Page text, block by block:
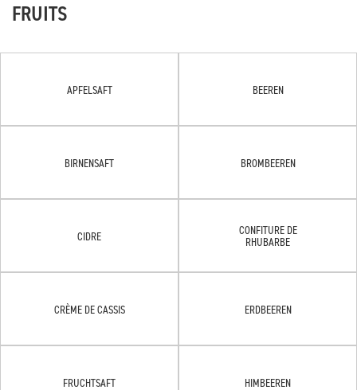
FRUITS
APFELSAFT BEEREN
BIRNENSAFT BROMBEEREN
CIDRE
CONFITURE DE
RHUBARBE
CRÈME DE CASSIS ERDBEEREN
FRUCHTSAFT HIMBEEREN